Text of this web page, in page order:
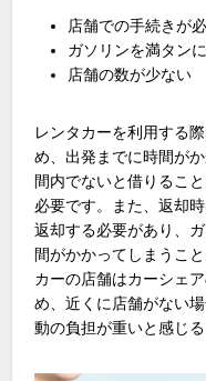
店舗での手続きが
ガソリンを満タン
店舗の数が少ない
レンタカーを利用する際
め、出発までに時間が
間内でないと借りるこ
必要です。また、返却
返却する必要があり、
間がかかってしまうこ
カーの店舗はカーシェ
め、近くに店舗がない
動の負担が重いと感じ